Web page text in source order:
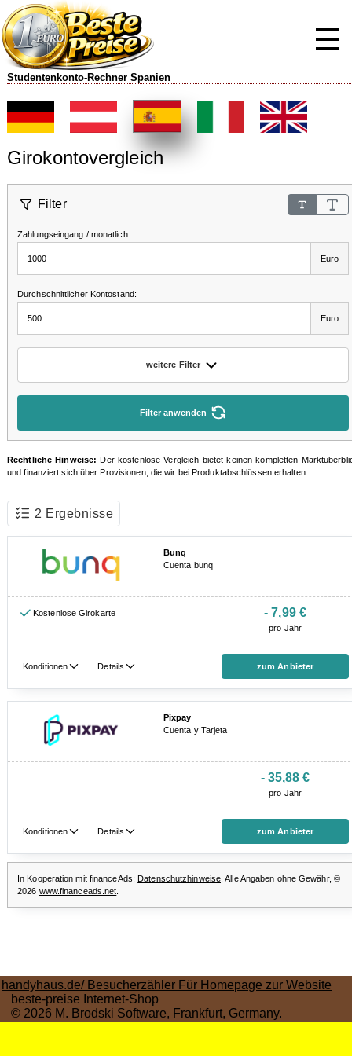
Studentenkonto-Rechner Spanien
handyhaus.de/ Besucherzähler Für Homepage zur Website
beste-preise Internet-Shop
© 2026 M. Brodski Software, Frankfurt, Germany.